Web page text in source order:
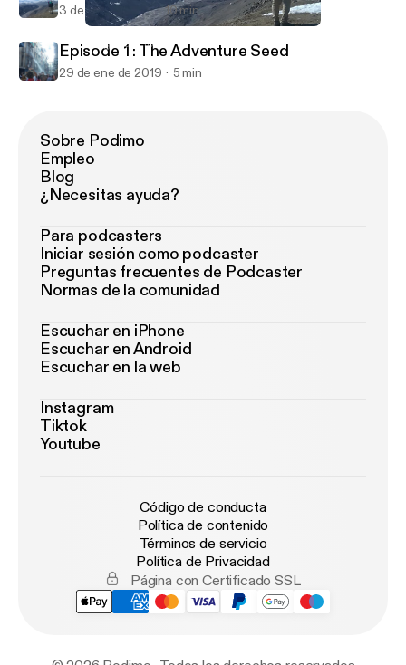
Long Way Home
3 de mar de 2019 10 min
Episode 1 : The Adventure Seed
29 de ene de 2019 5 min
Sobre Podimo
Empleo
Blog
¿Necesitas ayuda?
Para podcasters
Iniciar sesión como podcaster
Preguntas frecuentes de Podcaster
Normas de la comunidad
Escuchar en iPhone
Escuchar en Android
Escuchar en la web
Instagram
Tiktok
Youtube
Código de conducta
Política de contenido
Términos de servicio
Política de Privacidad
Página con Certificado SSL